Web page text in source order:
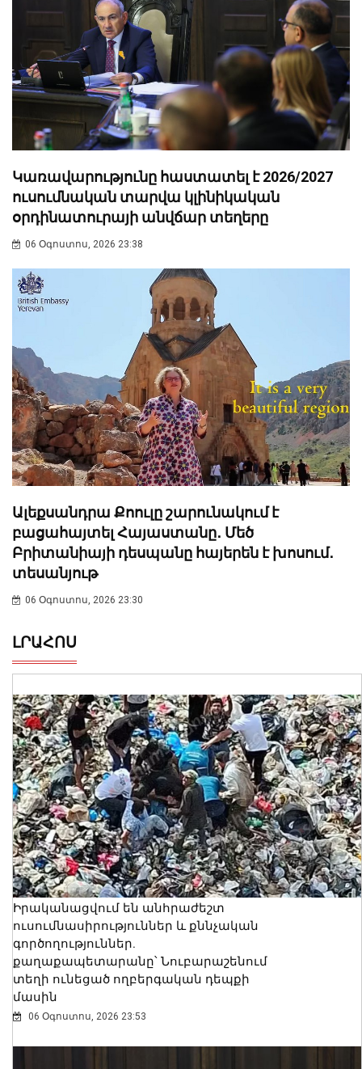
Կառավարությունը հաստատել է 2026/2027
ուսումնական տարվա կլինիկական
օրդինատուրայի անվճար տեղերը
06 Օգոստոս, 2026 23:38
Ալեքսանդրա Քոուլը շարունակում է
բացահայտել Հայաստանը․ Մեծ
Բրիտանիայի դեսպանը հայերեն է խոսում․
տեսանյութ
06 Օգոստոս, 2026 23:30
ԼՐԱՀՈՍ
Իրականացվում են անհրաժեշտ
ուսումնասիրություններ և քննչական
գործողություններ.
քաղաքապետարանը՝ Նուբարաշենում
տեղի ունեցած ողբերգական դեպքի
մասին
06 Օգոստոս, 2026 23:53